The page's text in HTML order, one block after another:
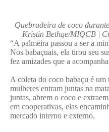
Quebradeira de coco
Kristin Bethge/MIQCB |
“A palmeira passou a ser a
Nos babaçuais, ela tirou seu
fez amizades que a
A coleta do coco babaçu é
mulheres entram juntas na
juntas, abrem o coco e
em cooperativas, elas
mercado interno e externo.